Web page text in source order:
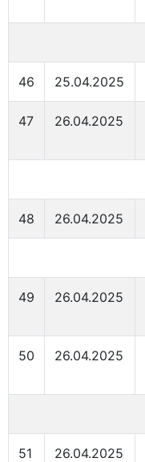
46 25.04.2025
47 26.04.2025
48 26.04.2025
49 26.04.2025
50 26.04.2025
51 26.04.2025